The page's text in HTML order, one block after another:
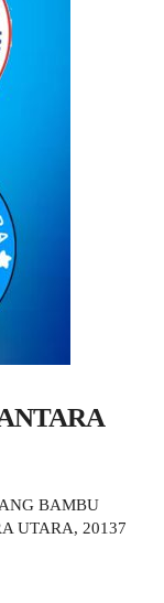
BAMBU
UTARA, 20137